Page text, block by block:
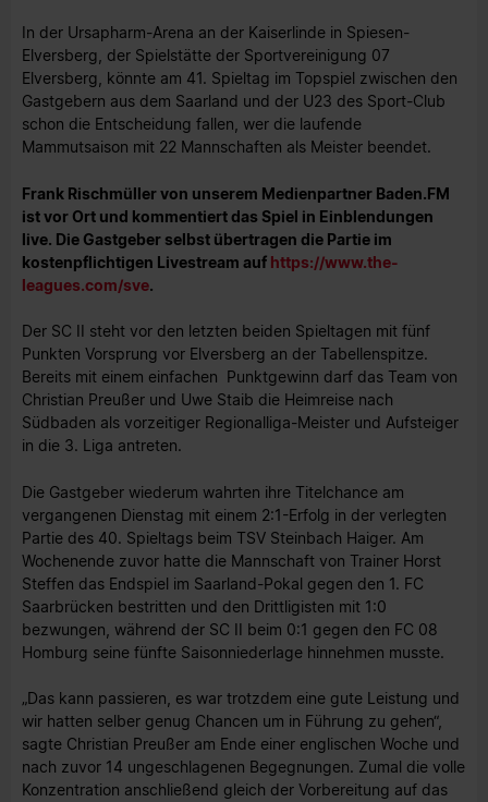
In der Ursapharm-Arena an der Kaiserlinde in Spiesen-
Elversberg, der Spielstätte der Sportvereinigung 07
Elversberg, könnte am 41. Spieltag im Topspiel zwischen den
Gastgebern aus dem Saarland und der U23 des Sport-Club
schon die Entscheidung fallen, wer die laufende
Mammutsaison mit 22 Mannschaften als Meister beendet.
Frank Rischmüller von unserem Medienpartner Baden.FM
ist vor Ort und kommentiert das Spiel in Einblendungen
live. Die Gastgeber selbst übertragen die Partie im
kostenpflichtigen Livestream auf https://www.the-
leagues.com/sve.
Der SC II steht vor den letzten beiden Spieltagen mit fünf
Punkten Vorsprung vor Elversberg an der Tabellenspitze.
Bereits mit einem einfachen Punktgewinn darf das Team von
Christian Preußer und Uwe Staib die Heimreise nach
Südbaden als vorzeitiger Regionalliga-Meister und Aufsteiger
in die 3. Liga antreten.
Die Gastgeber wiederum wahrten ihre Titelchance am
vergangenen Dienstag mit einem 2:1-Erfolg in der verlegten
Partie des 40. Spieltags beim TSV Steinbach Haiger. Am
Wochenende zuvor hatte die Mannschaft von Trainer Horst
Steffen das Endspiel im Saarland-Pokal gegen den 1. FC
Saarbrücken bestritten und den Drittligisten mit 1:0
bezwungen, während der SC II beim 0:1 gegen den FC 08
Homburg seine fünfte Saisonniederlage hinnehmen musste.
„Das kann passieren, es war trotzdem eine gute Leistung und
wir hatten selber genug Chancen um in Führung zu gehen“,
sagte Christian Preußer am Ende einer englischen Woche und
nach zuvor 14 ungeschlagenen Begegnungen. Zumal die volle
Konzentration anschließend gleich der Vorbereitung auf das